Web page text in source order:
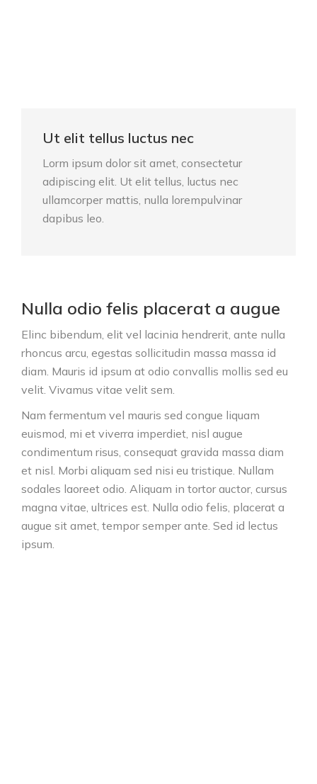
Ut elit tellus luctus nec
Lorm ipsum dolor sit amet, consectetur
adipiscing elit. Ut elit tellus, luctus nec
ullamcorper mattis, nulla lorempulvinar
dapibus leo.
Nulla odio felis placerat a augue
Elinc bibendum, elit vel lacinia hendrerit, ante nulla
rhoncus arcu, egestas sollicitudin massa massa id
diam. Mauris id ipsum at odio convallis mollis sed eu
velit. Vivamus vitae velit sem.
Nam fermentum vel mauris sed congue liquam
euismod, mi et viverra imperdiet, nisl augue
condimentum risus, consequat gravida massa diam
et nisl. Morbi aliquam sed nisi eu tristique. Nullam
sodales laoreet odio. Aliquam in tortor auctor, cursus
magna vitae, ultrices est. Nulla odio felis, placerat a
augue sit amet, tempor semper ante. Sed id lectus
ipsum.